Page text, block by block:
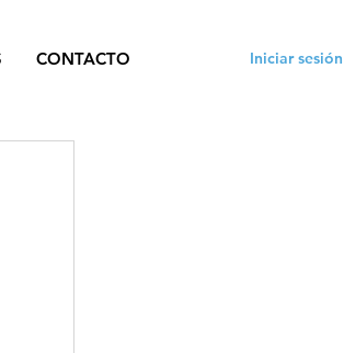
CONTACTO Iniciar sesión